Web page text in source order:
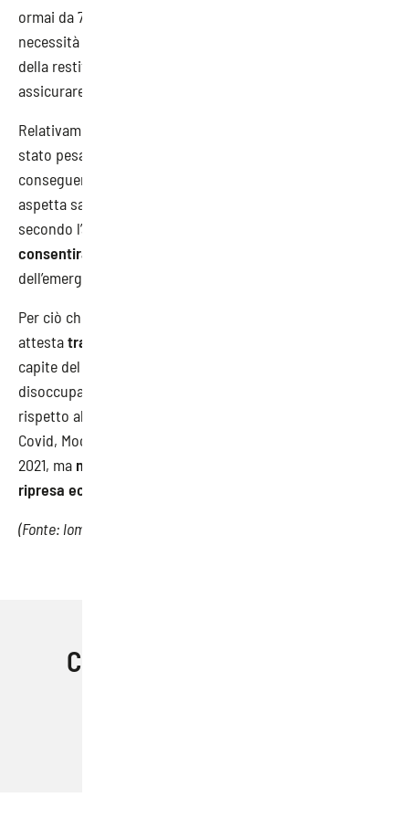
ormai da 7 anni), e che ha consentito di anticipare le
necessità per fronteggiare l’emergenza covid in attesa
della restituzione da parte dello Stato, nonché di
assicurare il
Relativamente al sistema sanitario, Moody’s indica che è
stato pesantemente colpito dall’emergenza, con
conseguente inevitabile aumento dei costi (che ci si
aspetta saranno in gran parte coperti dallo Stato). Ma,
secondo l’agenzia,
consentiranno comunque di mitigare l’impatto negativo
dell’emergenza sanitario-economica.
Per ciò che attiene ai fattori macroeconomici la Regione si
attestatra le più ricche in Italia
capite del 33% superiore alla media nazionale, un tasso di
disoccupazione inferiore alla media nazionale (5,6 %
rispetto al 10 % alla fine del 2019). A causa dell’emergenza
Covid, Moody’s prevede un calo della produzione nel 2020-
2021, ma non gravi danni a lungo termine
ripresa economica più veloce
(Fonte: lombardianotizie.online)
Condividi questo articolo